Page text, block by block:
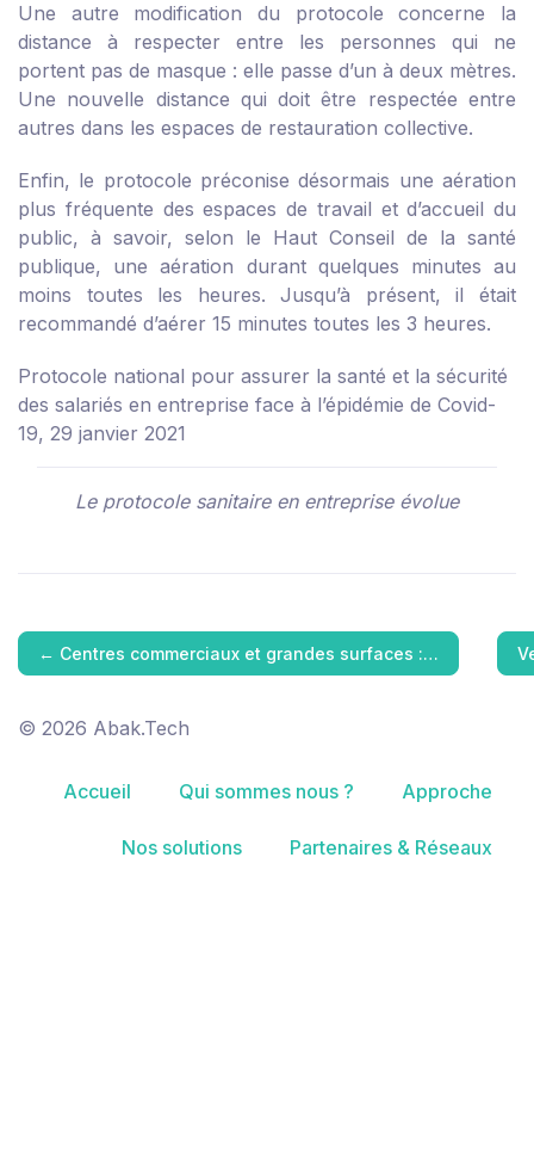
Une autre modification du protocole concerne la
distance à respecter entre les personnes qui ne
portent pas de masque : elle passe d’un à deux mètres.
Une nouvelle distance qui doit être respectée entre
autres dans les espaces de restauration collective.
Enfin, le protocole préconise désormais une aération
plus fréquente des espaces de travail et d’accueil du
public, à savoir, selon le Haut Conseil de la santé
publique, une aération durant quelques minutes au
moins toutes les heures. Jusqu’à présent, il était
recommandé d’aérer 15 minutes toutes les 3 heures.
Protocole national pour assurer la santé et la sécurité
des salariés en entreprise face à l’épidémie de Covid-
19, 29 janvier 2021
Le protocole sanitaire en entreprise évolue
← Centres commerciaux et grandes surfaces :…
© 2026 Abak.Tech
Accueil Qui sommes nous ? Approche
Nos solutions Partenaires & Réseaux